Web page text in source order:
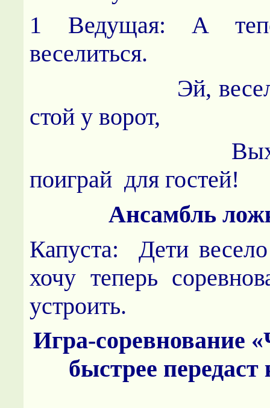
1 Ведущая: А
веселиться.
Эй, веселый
стой у ворот,
Выходи
поиграй для гостей!
Ансамбль
Капуста: Дети
хочу теперь
устроить.
Игра-соревнование
быстрее передаст